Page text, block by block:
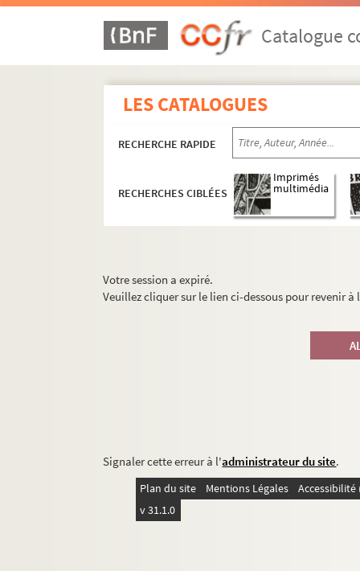
Catalogue
LES CATALOGUES
RECHERCHE RAPIDE
RECHERCHES CIBLÉES
Imprimés
multimédia
Votre session a expiré.
Veuillez cliquer sur le lien ci-dessous pour revenir
Signaler cette erreur à l'administrateur du site.
Plan du site Mentions Légales
v 31.1.0